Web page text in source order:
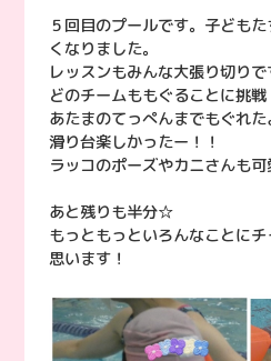
５回目のプールです。子ども
くなりました。
レッスンもみんな大張り切りで
どのチームももぐることに挑戦
あたまのてっぺんまでもぐれた
滑り台楽しかったー！！
ラッコのポーズやカニさんも
あと残りも半分☆
もっともっといろんなことに
思います！